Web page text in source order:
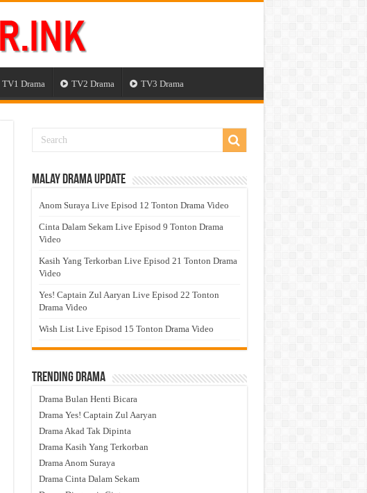
TV1 Drama TV2 Drama TV3 Drama
Malay Drama Update
Anom Suraya Live Episod 12 Tonton Drama Video
Cinta Dalam Sekam Live Episod 9 Tonton Drama
Video
Kasih Yang Terkorban Live Episod 21 Tonton Drama
Video
Yes! Captain Zul Aaryan Live Episod 22 Tonton
Drama Video
Wish List Live Episod 15 Tonton Drama Video
Trending Drama
Drama Bulan Henti Bicara
Drama Yes! Captain Zul Aaryan
Drama Akad Tak Dipinta
Drama Kasih Yang Terkorban
Drama Anom Suraya
Drama Cinta Dalam Sekam